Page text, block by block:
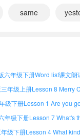
same
六年级下册Word list课文朗